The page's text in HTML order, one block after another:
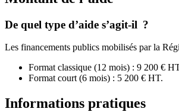
De quel type d’aide s’agit-il ?
Les financements publics mobilisés par la
Format classique (12 mois) : 9 200 €
Format court (6 mois) : 5 200 € HT.
Informations pratiques